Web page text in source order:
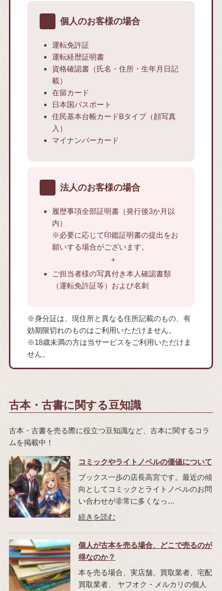
個人のお客様の場合
運転免許証
運転経歴証明書
資格確認書（氏名・住所・生年月日記
載）
在留カード
日本国パスポート
住民基本台帳カードBタイプ（顔写真
入）
マイナンバーカード
法人のお客様の場合
履歴事項全部証明書（発行後3か月以
内）
※必要に応じて印鑑証明書の提出をお
願いする場合がございます。
ご担当者様の写真付き本人確認書類
（運転免許証等）および名刺
※身分証は、現住所と異なる住所記載のもの、有
効期限切れのものはご利用いただけません。
※18歳未満の方は当サービスをご利用いただけま
せん。
古本・古書に関する豆知識
古本・古書を売る際に役立つ豆知識など、古本に関するコラ
ムを掲載中！
コミックやライトノベルの価値について
ブックス一歩の店長高宮です。最近の傾
向としてコミックとライトノベルのお問
い合わせが非常に多くなっ…
個人が古本を売る場合、どこで売るのが
得なのか？
本を売る場合、実店舗、買取業者、宅配
買取業者、 ヤフオク・メルカリの個人